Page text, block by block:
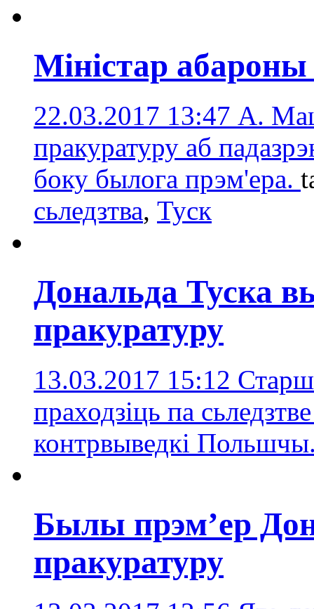
Міністар
22.03.2017 13:47 А.
пракуратуру аб
боку былога прэм'ера.
сьледзтва, Туск
Дональда Туска
пракуратуру
13.03.2017 15:12
праходзіць па
контрвыведкі
Былы прэм’ер
пракуратуру